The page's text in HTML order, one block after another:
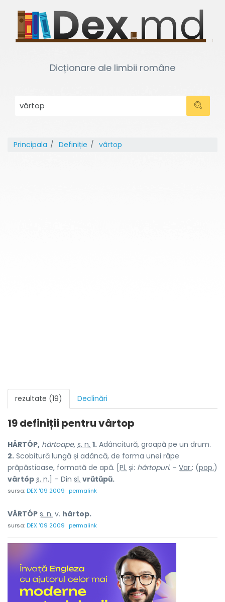
Dicționare ale limbii române
Principala Definiție vârtop
rezultate (19) Declinări
19 definiții pentruvârtop
HÂRTÓP, hârtoape, s. n. 1. Adâncitură, groapă pe un drum.
2. Scobitură lungă și adâncă, de forma unei râpe
prăpăstioase, formată de apă. [ Pl. și: hârtopuri. – Var.: (pop.)
vârtóp s. n. ] – Din sl. vrŭtŭpŭ.
sursa:DEX '09 2009 permalink
VÂRTÓP s. n. v. hârtop.
sursa:DEX '09 2009 permalink